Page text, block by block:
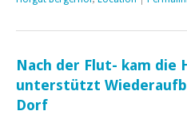
Nach der Flut- kam die
unterstützt
Dorf